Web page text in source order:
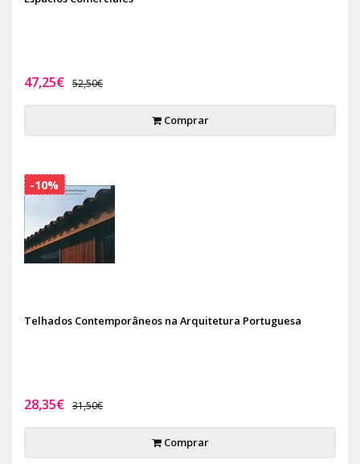
47,25€ 52,50€
Comprar
Telhados Contemporâneos na Arquitetura Portuguesa
28,35€ 31,50€
Comprar
-10%